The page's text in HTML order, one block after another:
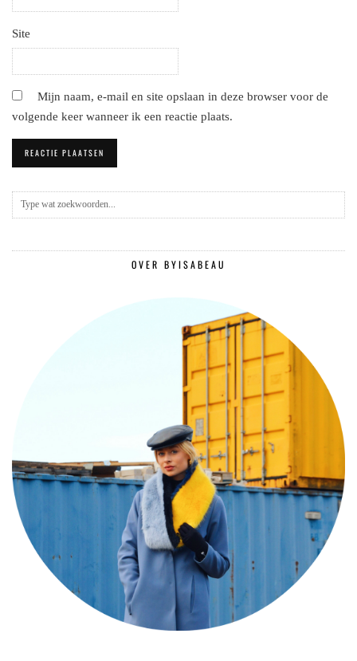
Site
Mijn naam, e-mail en site opslaan in deze browser voor de
volgende keer wanneer ik een reactie plaats.
OVER BYISABEAU